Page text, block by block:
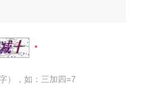
），如：三加四=7